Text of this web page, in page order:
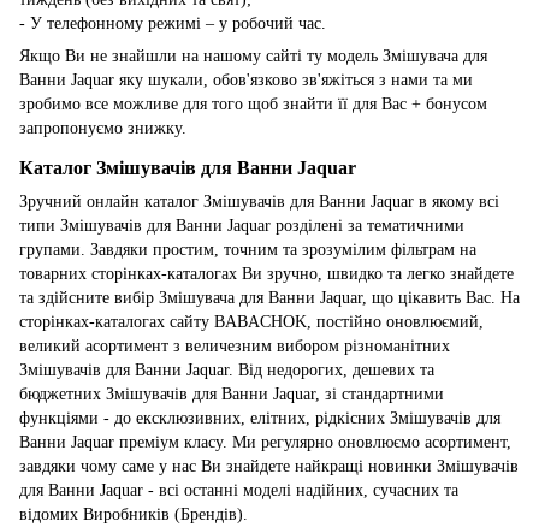
- У телефонному режимі – у робочий час.
Якщо Ви не знайшли на нашому сайті ту модель Змішувача для
Ванни Jaquar яку шукали, обов'язково зв'яжіться з нами та ми
зробимо все можливе для того щоб знайти її для Вас + бонусом
запропонуємо знижку.
Каталог Змішувачів для Ванни Jaquar
Зручний онлайн каталог Змішувачів для Ванни Jaquar в якому всі
типи Змішувачів для Ванни Jaquar розділені за тематичними
групами. Завдяки простим, точним та зрозумілим фільтрам на
товарних сторінках-каталогах Ви зручно, швидко та легко знайдете
та здійсните вибір Змішувача для Ванни Jaquar, що цікавить Вас. На
сторінках-каталогах сайту BABACHOK, постійно оновлюємий,
великий асортимент з величезним вибором різноманітних
Змішувачів для Ванни Jaquar. Від недорогих, дешевих та
бюджетних Змішувачів для Ванни Jaquar, зі стандартними
функціями - до ексклюзивних, елітних, рідкісних Змішувачів для
Ванни Jaquar преміум класу. Ми регулярно оновлюємо асортимент,
завдяки чому саме у нас Ви знайдете найкращі новинки Змішувачів
для Ванни Jaquar - всі останні моделі надійних, сучасних та
відомих Виробників (Брендів).